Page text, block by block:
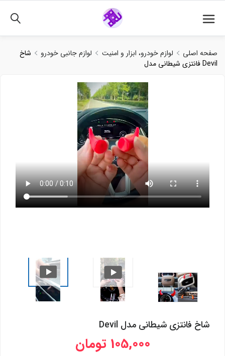
صفحه اصلی لوازم خودرو، ابزار و امنیت لوازم جانبی خودرو
شاخ
فانتزی شیطانی مدل Devil
شاخ فانتزی شیطانی مدل Devil
105,000 تومان